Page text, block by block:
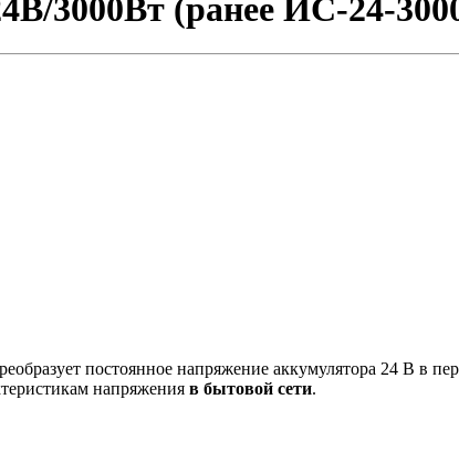
3000Вт (ранее ИС-24-
постоянное напряжение аккумулятора 24 В в
напряжения в бытовой сети.